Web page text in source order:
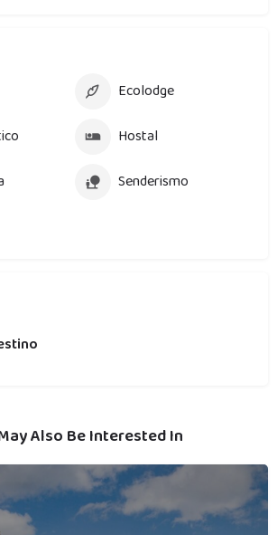
Ecolodge
Hostal
Senderismo
Also Be Interested In